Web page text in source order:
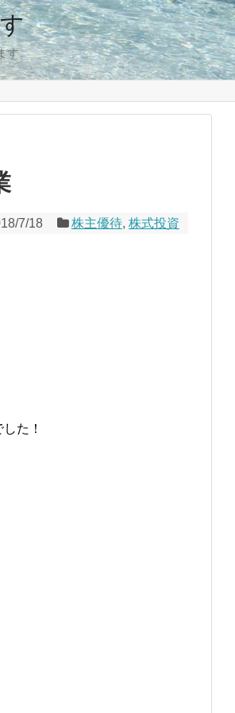
す。
7/18 株主優待, 株式投資
た！